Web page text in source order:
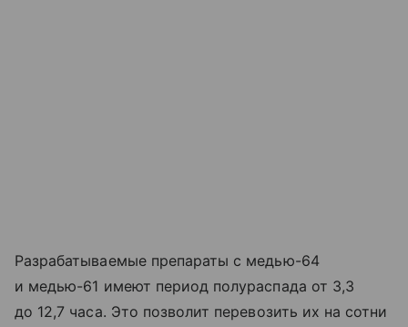
Разрабатываемые препараты с медью-64
и медью-61 имеют период полураспада от 3,3
до 12,7 часа. Это позволит перевозить их на сотни